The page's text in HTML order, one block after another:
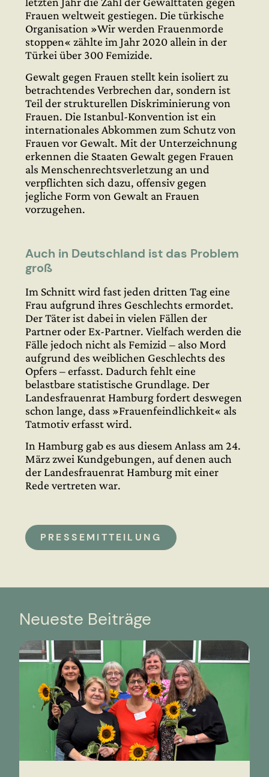
Frauen weltweit gestiegen. Die türkische
Organisation »Wir werden Frauenmorde
stoppen« zählte im Jahr 2020 allein in der
Türkei über 300 Femizide.
Gewalt gegen Frauen stellt kein isoliert zu
betrachtendes Verbrechen dar, sondern ist
Teil der strukturellen Diskriminierung von
Frauen. Die Istanbul-Konvention ist ein
internationales Abkommen zum Schutz von
Frauen vor Gewalt. Mit der Unterzeichnung
erkennen die Staaten Gewalt gegen Frauen
als Menschenrechtsverletzung an und
verpflichten sich dazu, offensiv gegen
jegliche Form von Gewalt an Frauen
vorzugehen.
Auch in Deutschland ist das Problem
groß
Im Schnitt wird fast jeden dritten Tag eine
Frau aufgrund ihres Geschlechts ermordet.
Der Täter ist dabei in vielen Fällen der
Partner oder Ex-Partner. Vielfach werden die
Fälle jedoch nicht als Femizid – also Mord
aufgrund des weiblichen Geschlechts des
Opfers – erfasst. Dadurch fehlt eine
belastbare statistische Grundlage. Der
Landesfrauenrat Hamburg fordert deswegen
schon lange, dass »Frauenfeindlichkeit« als
Tatmotiv erfasst wird.
In Hamburg gab es aus diesem Anlass am 24.
März zwei Kundgebungen, auf denen auch
der Landesfrauenrat Hamburg mit einer
Rede vertreten war.
PRESSEMITTEILUNG
Neueste Beiträge